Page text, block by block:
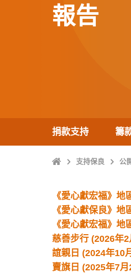
報告
捐款支持 籌
主
支持保良 公
《愛心獻宏福》
《愛心獻保良》
《愛心獻宏福》
慈善步行 (2026年
誼親日 (2024年10
賣旗日 (2025年7